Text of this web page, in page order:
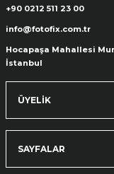
+90 0212 511 23 00
info@fotofix.com.tr
Hocapaşa Mahallesi
İstanbul
ÜYELİK
SAYFALAR